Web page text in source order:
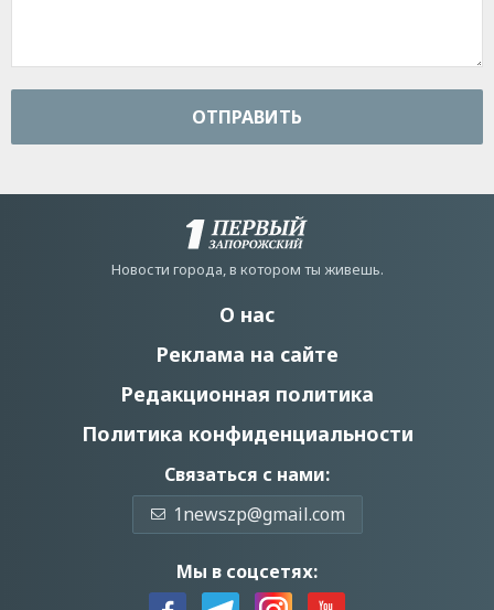
ОТПРАВИТЬ
Новости города, в котором ты живешь.
О нас
Реклама на сайте
Редакционная политика
Политика конфиденциальности
Связаться с нами:
1newszp@gmail.com
Мы в соцсетях: